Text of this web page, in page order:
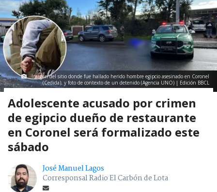
Imagen del sitio donde fue hallado herido hombre egipcio asesinado en Coronel
(Cedida); y foto de contexto de un detenido (Agencia UNO) | Edición BBCL
Adolescente acusado por crimen
de egipcio dueño de restaurante
en Coronel será formalizado este
sábado
José Manuel Lagos
Corresponsal Radio El Carbón de Lota